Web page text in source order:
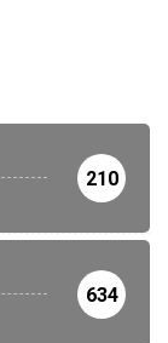
210
634